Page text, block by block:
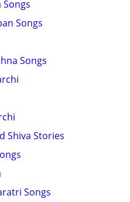
Songs
Songs
Shiva Stories
Songs